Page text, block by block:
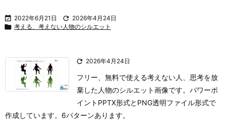
 2022年6月21日  2026年4月24日
 考える、考えない人物のシルエット
 2026年4月24日
フリー、無料で使える考えない人、思考を放
棄した人物のシルエット画像です。パワーポ
イントPPTX形式とPNG透明ファイル形式で
作成しています。6パターンあります。